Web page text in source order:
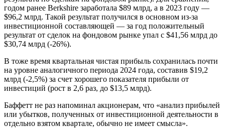
годом ранее Berkshire заработала $89 млрд, а в 2023 году —
$96,2 млрд. Такой результат получился в основном из-за
инвестиционной составляющей — за год положительный
результат от сделок на фондовом рынке упал с $41,56 млрд до
$30,74 млрд (-26%).
В тоже время квартальная чистая прибыль сохранилась почти
на уровне аналогичного периода 2024 года, составив $19,2
млрд (-2,5%) за счет хорошего показателя прибыли от
инвестиций (рост в 2,6 раз, до $13,5 млрд).
Баффетт не раз напоминал акционерам, что «анализ прибылей
или убытков, полученных от инвестиционной деятельности в
отдельно взятом квартале, обычно не имеет смысла».